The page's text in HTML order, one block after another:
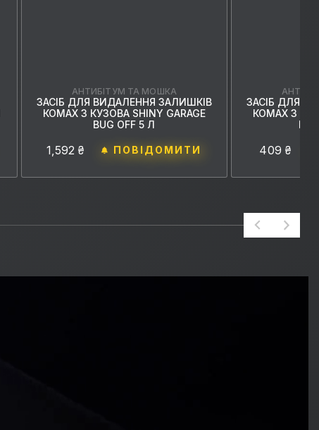
АНТИБІТУМ ТА МОШКА
ЗАСІБ ДЛЯ ВИДАЛЕННЯ ЗАЛИШКІВ
КОМАХ З КУЗОВА SHINY GARAGE
BUG OFF 5 Л
1,592 ₴ ПОВІДОМИТИ
ЗАСІБ ДЛЯ
КОМАХ З
409 ₴